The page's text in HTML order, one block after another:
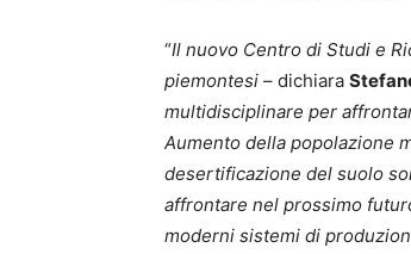
“Il nuovo Centro di Studi e
piemontesi – dichiara
multidisciplinare per
Aumento della popolazione
desertificazione del suolo
affrontare nel prossimo
moderni sistemi di